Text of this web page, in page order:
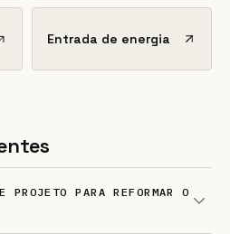
Entrada de energia
PROJETO PARA REFORMAR O